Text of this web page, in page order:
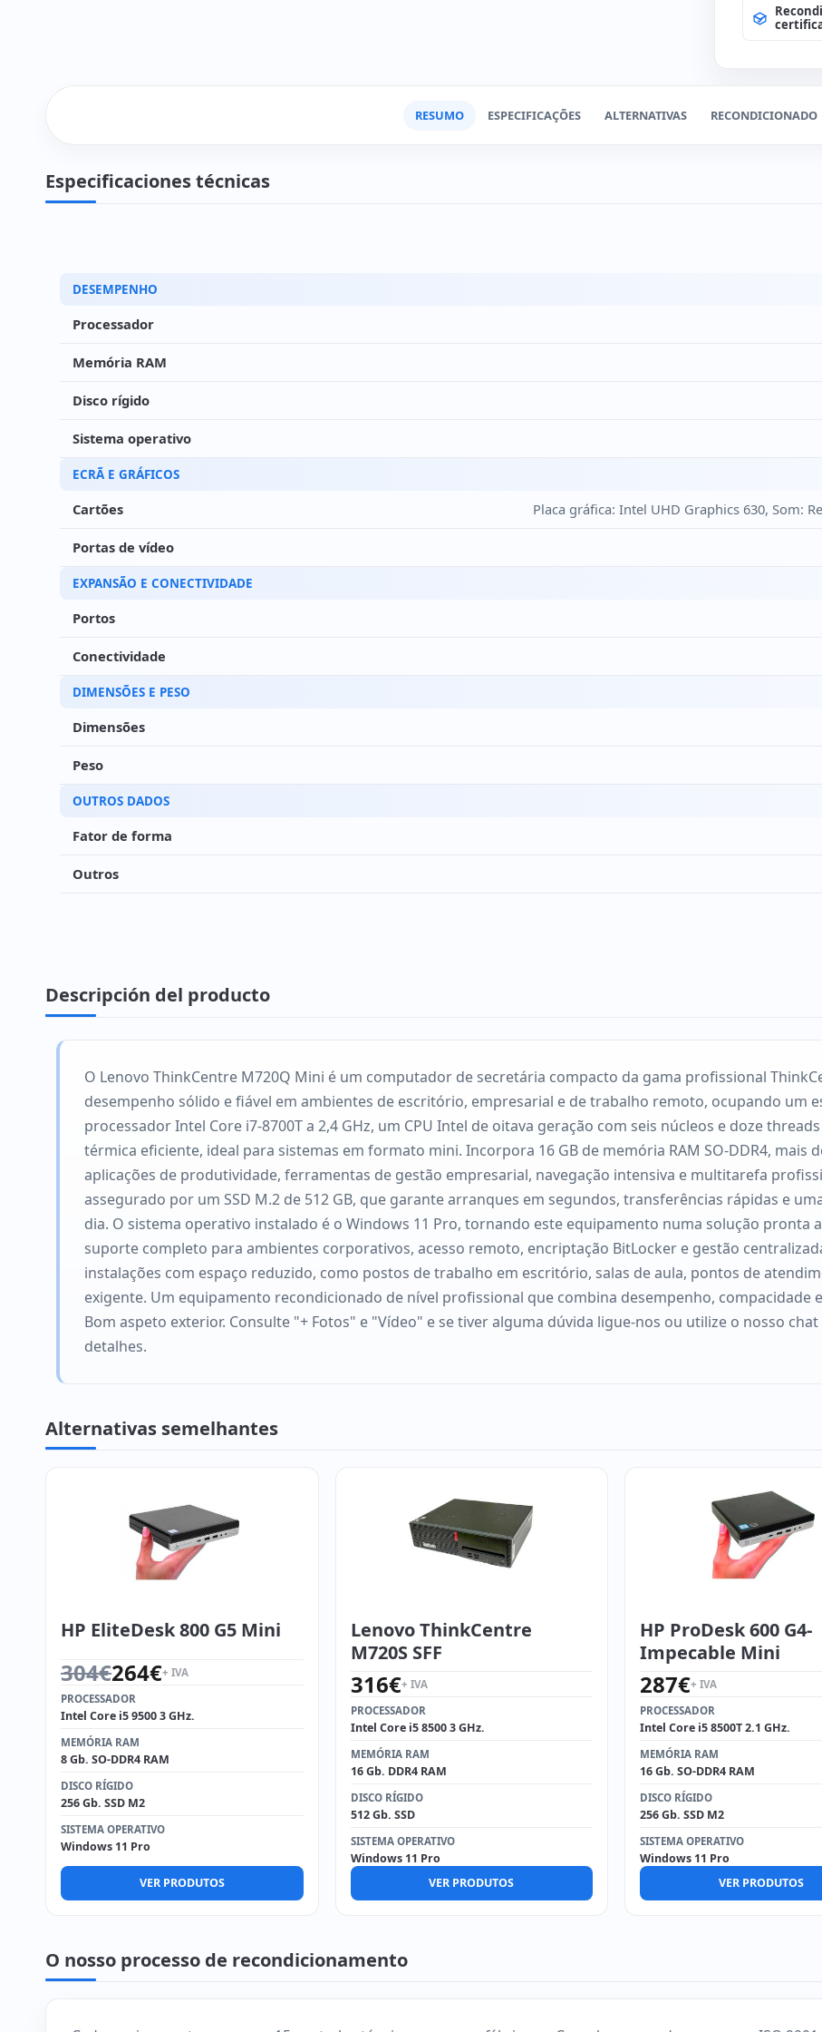
Teclado
(+12€)
RESUMO ESPECIFICAÇÕES ALTERNATIVAS RECONDICIONADO
Especificaciones técnicas
DESEMPENHO
Processador
Memória RAM
Disco rígido
Sistema operativo
ECRÃ E GRÁFICOS
Cartões Placa gráfica: Intel UHD Graphics 630, Som:
Portas de vídeo
EXPANSÃO E CONECTIVIDADE
Portos
Conectividade
DIMENSÕES E PESO
Dimensões
Peso
OUTROS DADOS
Fator de forma
Outros
Descripción del producto
O Lenovo ThinkCentre M720Q Mini é um computador de secretária compacto da gama profissional
desempenho sólido e fiável em ambientes de escritório, empresarial e de trabalho remoto, ocupando um
processador Intel Core i7-8700T a 2,4 GHz, um CPU Intel de oitava geração com seis núcleos e doze
térmica eficiente, ideal para sistemas em formato mini. Incorpora 16 GB de memória RAM SO-DDR4, mais
aplicações de produtividade, ferramentas de gestão empresarial, navegação intensiva e multitarefa
assegurado por um SSD M.2 de 512 GB, que garante arranques em segundos, transferências rápidas e
dia. O sistema operativo instalado é o Windows 11 Pro, tornando este equipamento numa solução
suporte completo para ambientes corporativos, acesso remoto, encriptação BitLocker e gestão
instalações com espaço reduzido, como postos de trabalho em escritório, salas de aula, pontos de
exigente. Um equipamento recondicionado de nível profissional que combina desempenho, compacidade
Bom aspeto exterior. Consulte "+ Fotos" e "Vídeo" e se tiver alguma dúvida ligue-nos ou utilize o nosso
detalhes.
Alternativas semelhantes
HP EliteDesk 800 G5 Mini
304€
O preço original era: 304€.
264€
O preço atual é: 264€.
+ IVA
PROCESSADOR
Intel Core i5 9500 3 GHz.
MEMÓRIA RAM
8 Gb. SO-DDR4 RAM
DISCO RÍGIDO
256 Gb. SSD M2
SISTEMA OPERATIVO
Windows 11 Pro
VER PRODUTOS
Lenovo ThinkCentre
M720S SFF
316€+ IVA
PROCESSADOR
Intel Core i5 8500 3 GHz.
MEMÓRIA RAM
16 Gb. DDR4 RAM
DISCO RÍGIDO
512 Gb. SSD
SISTEMA OPERATIVO
Windows 11 Pro
VER PRODUTOS
HP ProDesk 600 G4-
Impecable Mini
287€+ IVA
PROCESSADOR
Intel Core i5 8500T 2.1 GHz.
MEMÓRIA RAM
16 Gb. SO-DDR4 RAM
DISCO RÍGIDO
256 Gb. SSD M2
SISTEMA OPERATIVO
Windows 11 Pro
VER PRODUTOS
O nosso processo de recondicionamento